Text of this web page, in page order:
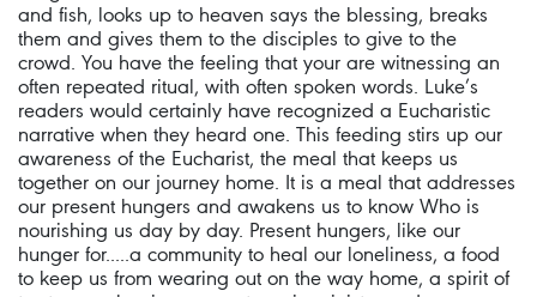
and fish, looks up to heaven says the blessing, breaks
them and gives them to the disciples to give to the
crowd. You have the feeling that your are witnessing an
often repeated ritual, with often spoken words. Luke’s
readers would certainly have recognized a Eucharistic
narrative when they heard one. This feeding stirs up our
awareness of the Eucharist, the meal that keeps us
together on our journey home. It is a meal that addresses
our present hungers and awakens us to know Who is
nourishing us day by day. Present hungers, like our
hunger for.....a community to heal our loneliness, a food
to keep us from wearing out on the way home, a spirit of